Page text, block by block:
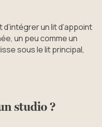
un lit d’appoint
un peu comme un
sous le lit principal,
studio ?